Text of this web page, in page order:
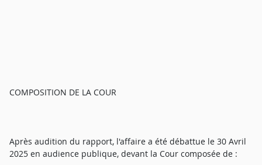
COMPOSITION DE LA COUR
Après audition du rapport, l'affaire a été débattue le 30 Avril
2025 en audience publique, devant la Cour composée de :